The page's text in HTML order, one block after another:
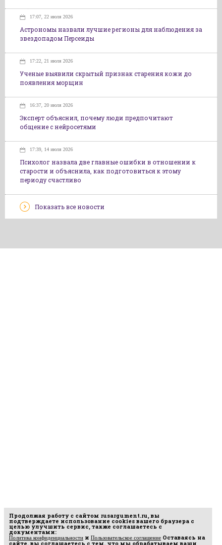
17:07, 22 июля 2026
Астрономы назвали лучшие регионы для наблюдения за
звездопадом Персеиды
17:22, 21 июля 2026
Ученые выявили скрытый признак старения кожи до
появления морщин
16:37, 20 июля 2026
Эксперт объяснил, почему люди предпочитают
общение с нейросетями
17:39, 14 июля 2026
Психолог назвала две главные ошибки в отношении к
старости и объяснила, как подготовиться к этому
периоду счастливо
Показать все новости
Продолжая работу с сайтом rusargument.ru, вы
подтверждаете использование cookies вашего браузера с
целью улучшить сервис, также соглашаетесь с
документами:
Политика конфиденциальности и Пользовательское соглашение Оставаясь на
сайте, вы соглашаетесь с тем, что мы обрабатываем ваши